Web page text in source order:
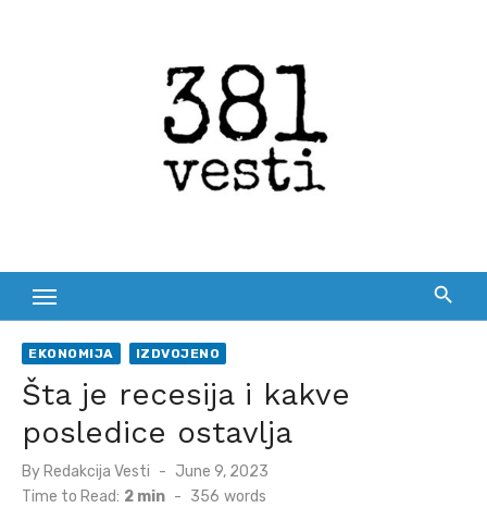
EKONOMIJA IZDVOJENO
Šta je recesija i kakve
posledice ostavlja
By Redakcija Vesti
Posted
June 9, 2023
Time to Read: 2 min - 356 words